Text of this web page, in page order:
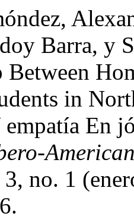
Barra, y
Between
in
En
3, no. 1